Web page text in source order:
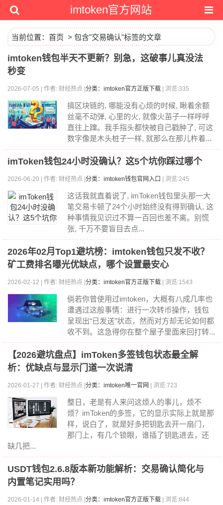
imtoken官方网站
当前位置： 首页 > 包含"交易确认"标签的文章
imtoken钱包半天不更新？别急，这破事儿真没法
秒变
2026-07-05 | 作者: 财经热点 | 分类：imtoken官方正版下载 | 浏览:335
搞区块链的, 哪能没有心烦的时候, 瞅着余额
丝毫不动弹, 心里的火, 就像火苗子一样呼呼
直往上蹿。我手指头都快被自己戳肿了, 可这
数字像是木头桩子一样, 就那么在那儿杵着...
imToken钱包24小时没确认？这5个坑你踩过哪个
2026-06-20 | 作者: 财经热点 | 分类：imtoken钱包官网入口 | 浏览:245
这话我就直着说了, imToken钱包里头那一大
笔交易卡顿了24个小时始终没有得到确认, 这
种事情我见识过不算一百回也差不离。别慌
张, 千万不要盲目去点...
2026年02月Top1避坑榜：imtoken钱包只发不收？
矿工费排名曝光优缺点，哪个设置最安心
2026-02-12 | 作者: 财经热点 | 分类：imtoken官方正版下载 | 浏览:1543
倘若你曾使用过imtoken，大概有八成几率也
遭遇过这般事情：进行一次转币操作，钱包
呈现出“已发送”状态，然而对方却无论如何都
收不到。这急得你在整个屋子里面来回打转...
【2026避坑盘点】imToken多签钱包状态最全解
析：优缺点与显示门道一次说清
2026-01-27 | 作者: 财经热点 | 分类：imtoken唯一官网 | 浏览:723
整日，老是有人来问这烦人的事儿，烦不
烦？imToken的多签，它的显示实际上就是那
样，说白了，就是好多把钥匙去开一扇门，
那门上，有几个锁眼，谁插了钥匙进去，还
缺几把...
USDT钱包2.6.8版本新功能解析：交易确认简化与
内置笔记实用吗？
2026-01-14 | 作者: 财经热点 | 分类：imtoken官方正版下载 | 浏览:844